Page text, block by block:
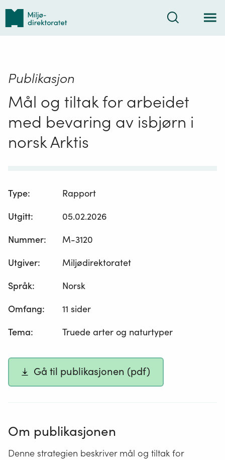
Tilbake
forsiden
Søk
Publikasjon
Mål og tiltak for arbeidet
med bevaring av isbjørn i
norsk Arktis
Type:
Rapport
Utgitt:
05.02.2026
Nummer:
M-3120
Utgiver:
Miljødirektoratet
Språk:
Norsk
Omfang:
11 sider
Tema: Truede arter og naturtyper
Gå til publikasjonen (pdf)
Om publikasjonen
Denne strategien beskriver mål og tiltak for